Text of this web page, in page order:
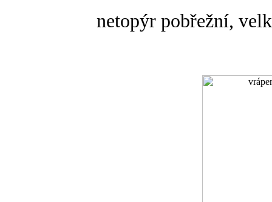
netopýr pobřežní,